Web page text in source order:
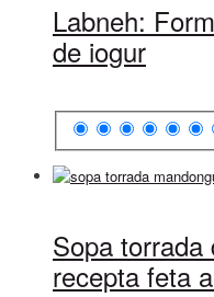
Labneh:
de iogur
Sopa torrada
recepta feta